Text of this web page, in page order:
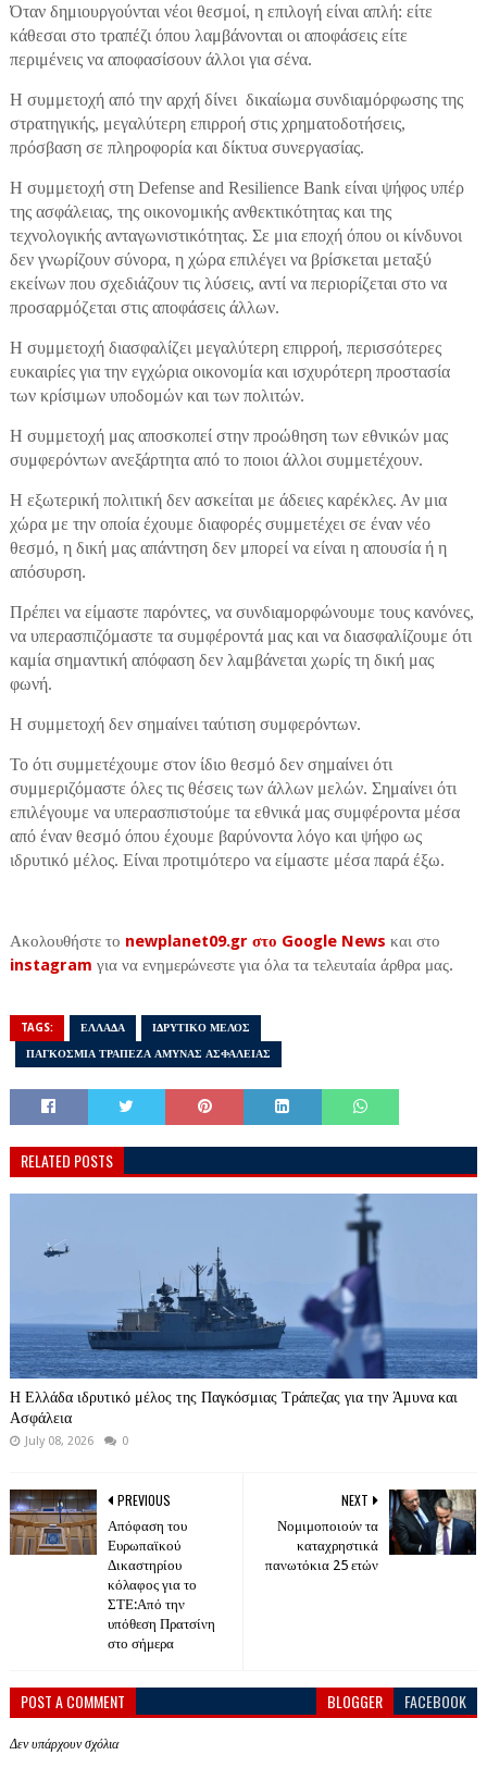
Όταν δημιουργούνται νέοι θεσμοί, η επιλογή είναι απλή: είτε
κάθεσαι στο τραπέζι όπου λαμβάνονται οι αποφάσεις είτε
περιμένεις να αποφασίσουν άλλοι για σένα.
Η συμμετοχή από την αρχή δίνει δικαίωμα συνδιαμόρφωσης της
στρατηγικής, μεγαλύτερη επιρροή στις χρηματοδοτήσεις,
πρόσβαση σε πληροφορία και δίκτυα συνεργασίας.
Η συμμετοχή στη Defense and Resilience Bank είναι ψήφος υπέρ
της ασφάλειας, της οικονομικής ανθεκτικότητας και της
τεχνολογικής ανταγωνιστικότητας. Σε μια εποχή όπου οι κίνδυνοι
δεν γνωρίζουν σύνορα, η χώρα επιλέγει να βρίσκεται μεταξύ
εκείνων που σχεδιάζουν τις λύσεις, αντί να περιορίζεται στο να
προσαρμόζεται στις αποφάσεις άλλων.
Η συμμετοχή διασφαλίζει μεγαλύτερη επιρροή, περισσότερες
ευκαιρίες για την εγχώρια οικονομία και ισχυρότερη προστασία
των κρίσιμων υποδομών και των πολιτών.
Η συμμετοχή μας αποσκοπεί στην προώθηση των εθνικών μας
συμφερόντων ανεξάρτητα από το ποιοι άλλοι συμμετέχουν.
Η εξωτερική πολιτική δεν ασκείται με άδειες καρέκλες. Αν μια
χώρα με την οποία έχουμε διαφορές συμμετέχει σε έναν νέο
θεσμό, η δική μας απάντηση δεν μπορεί να είναι η απουσία ή η
απόσυρση.
Πρέπει να είμαστε παρόντες, να συνδιαμορφώνουμε τους κανόνες,
να υπερασπιζόμαστε τα συμφέροντά μας και να διασφαλίζουμε ότι
καμία σημαντική απόφαση δεν λαμβάνεται χωρίς τη δική μας
φωνή.
Η συμμετοχή δεν σημαίνει ταύτιση συμφερόντων.
Το ότι συμμετέχουμε στον ίδιο θεσμό δεν σημαίνει ότι
συμμεριζόμαστε όλες τις θέσεις των άλλων μελών. Σημαίνει ότι
επιλέγουμε να υπερασπιστούμε τα εθνικά μας συμφέροντα μέσα
από έναν θεσμό όπου έχουμε βαρύνοντα λόγο και ψήφο ως
ιδρυτικό μέλος. Είναι προτιμότερο να είμαστε μέσα παρά έξω.
Ακολουθήστε το newplanet09.gr στο Google News και στο
instagram για να ενημερώνεστε για όλα τα τελευταία άρθρα μας.
TAGS: ΕΛΛΑΔΑ ΙΔΡΥΤΙΚΟ ΜΕΛΟΣ
ΠΑΓΚΟΣΜΙΑ ΤΡΑΠΕΖΑ ΑΜΥΝΑΣ ΑΣΦΑΛΕΙΑΣ
RELATED POSTS
Η Ελλάδα ιδρυτικό μέλος της Παγκόσμιας Τράπεζας για την Άμυνα και
Ασφάλεια
July 08, 2026 0
NEXT
Νομιμοποιούν τα
καταχρηστικά
πανωτόκια 25 ετών
PREVIOUS
Απόφαση του
Ευρωπαϊκού
Δικαστηρίου
κόλαφος για το
ΣΤΕ:Από την
υπόθεση Πρατσίνη
στο σήμερα
POST A COMMENT BLOGGER FACEBOOK
Δεν υπάρχουν σχόλια